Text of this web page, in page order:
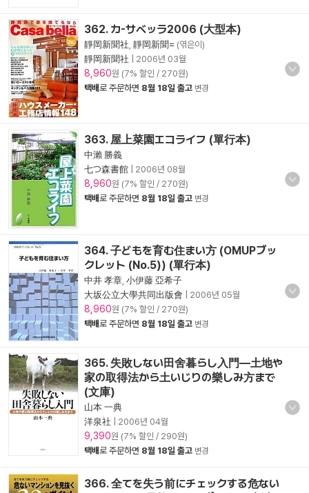
362. カ-サベッラ2006 (大型本)
靜岡新聞社 靜岡新聞= (엮은이)
靜岡新聞社
2006년 03월
8,960원 (7% 할인 / 270원)
택배로 주문하면 8월 18일 출고 변경
363. 屋上菜園エコライフ (單行本)
中瀨 勝義
七つ森書館
2006년 08월
8,960원 (7% 할인 / 270원)
택배로 주문하면 8월 18일 출고 변경
364. 子どもを育む住まい方 (OMUPブッ
クレット (No.5)) (單行本)
中井 孝章 小伊藤 亞希子
大坂公立大學共同出版會
2006년 05월
8,960원 (7% 할인 / 270원)
택배로 주문하면 8월 18일 출고 변경
365. 失敗しない田舍暮らし入門―土地や
家の取得法から土いじりの樂しみ方まで
(文庫)
山本 一典
洋泉社
2006년 04월
9,390원 (7% 할인 / 290원)
택배로 주문하면 8월 18일 출고 변경
366. 全てを失う前にチェックする危ない